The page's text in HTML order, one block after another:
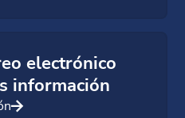
electrónico
información